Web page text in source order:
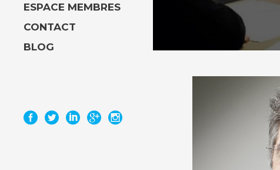
ESPACE MEMBRES
CONTACT
BLOG